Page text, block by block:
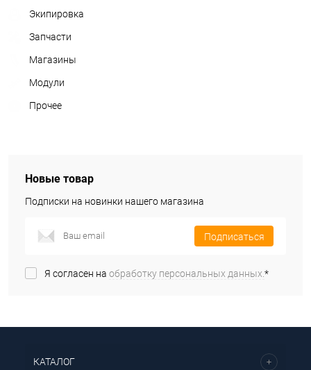
Экипировка
Запчасти
Магазины
Модули
Прочее
Новые товар
Подписки на новинки нашего магазина
Подписаться
Я согласен на обработку персональных данных.*
КАТАЛОГ